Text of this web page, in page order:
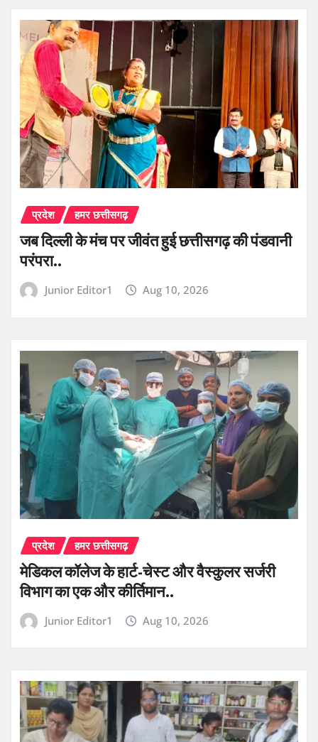
प्रदेश हमर छत्तीसगढ़
जब दिल्ली के मंच पर जीवंत हुई छत्तीसगढ़ की पंडवानी
परंपरा..
Junior Editor1 Aug 10, 2026
प्रदेश हमर छत्तीसगढ़
​मेडिकल कॉलेज के हार्ट-चेस्ट और वैस्कुलर सर्जरी
विभाग का एक और कीर्तिमान..
Junior Editor1 Aug 10, 2026